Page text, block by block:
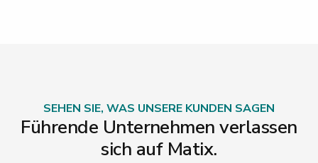
SEHEN SIE, WAS UNSERE KUNDEN SAGEN
Führende Unternehmen verlassen
sich auf Matix.